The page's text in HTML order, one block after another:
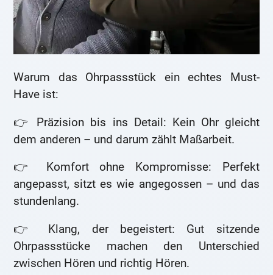
Warum das Ohrpassstück ein echtes Must-
Have ist:
👉 Präzision bis ins Detail: Kein Ohr gleicht
dem anderen – und darum zählt Maßarbeit.
👉 Komfort ohne Kompromisse: Perfekt
angepasst, sitzt es wie angegossen – und das
stundenlang.
👉 Klang, der begeistert: Gut sitzende
Ohrpassstücke machen den Unterschied
zwischen Hören und richtig Hören.